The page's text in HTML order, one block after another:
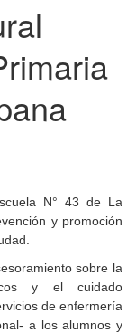
N° 43 de La
y promoción
sobre la
y el cuidado
de enfermería
a los alumnos y